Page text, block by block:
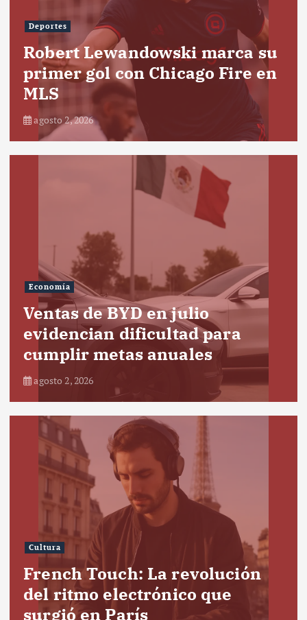
Deportes
Robert Lewandowski marca su
primer gol con Chicago Fire en
MLS
agosto 2, 2026
Economía
Ventas de BYD en julio
evidencian dificultad para
cumplir metas anuales
agosto 2, 2026
Cultura
French Touch: La revolución
del ritmo electrónico que
surgió en París